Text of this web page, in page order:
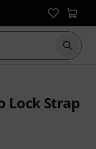
Suche
Lock Strap
Kundenbewertungen